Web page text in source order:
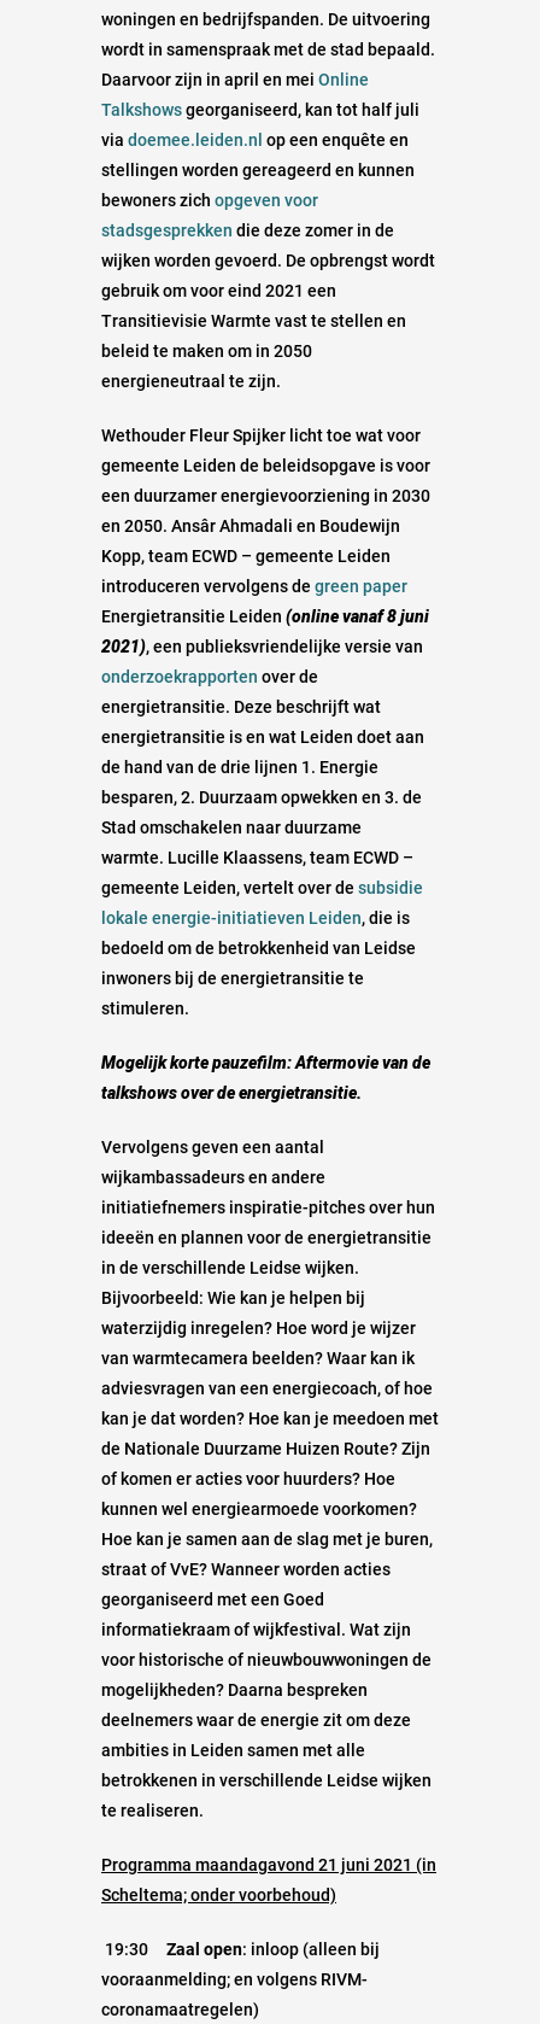
woningen en bedrijfspanden. De uitvoering
wordt in samenspraak met de stad bepaald.
Daarvoor zijn in april en mei Online
Talkshowsgeorganiseerd, kan tot half juli
via doemee.leiden.nl op een enquête en
stellingen worden gereageerd en kunnen
bewoners zich opgeven voor
stadsgesprekken die deze zomer in de
wijken worden gevoerd. De opbrengst wordt
gebruik om voor eind 2021 een
Transitievisie Warmte vast te stellen en
beleid te maken om in 2050
energieneutraal te zijn.
Wethouder Fleur Spijker licht toe wat voor
gemeente Leiden de beleidsopgave is voor
een duurzamer energievoorziening in 2030
en 2050. Ansâr Ahmadali en Boudewijn
Kopp, team ECWD – gemeente Leiden
introduceren vervolgens de green paper
Energietransitie Leiden (online vanaf 8 juni
2021), een publieksvriendelijke versie van
onderzoekrapporten over de
energietransitie. Deze beschrijft wat
energietransitie is en wat Leiden doet aan
de hand van de drie lijnen 1. Energie
besparen, 2. Duurzaam opwekken en 3. de
Stad omschakelen naar duurzame
warmte. Lucille Klaassens, team ECWD –
gemeente Leiden, vertelt over de subsidie
lokale energie-initiatieven Leiden, die is
bedoeld om de betrokkenheid van Leidse
inwoners bij de energietransitie te
stimuleren.
Mogelijk korte pauzefilm: Aftermovie van de
talkshows over de energietransitie.
Vervolgens geven een aantal
wijkambassadeurs en andere
initiatiefnemers inspiratie-pitches over hun
ideeën en plannen voor de energietransitie
in de verschillende Leidse wijken.
Bijvoorbeeld: Wie kan je helpen bij
waterzijdig inregelen? Hoe word je wijzer
van warmtecamera beelden? Waar kan ik
adviesvragen van een energiecoach, of hoe
kan je dat worden? Hoe kan je meedoen met
de Nationale Duurzame Huizen Route? Zijn
of komen er acties voor huurders? Hoe
kunnen wel energiearmoede voorkomen?
Hoe kan je samen aan de slag met je buren,
straat of VvE? Wanneer worden acties
georganiseerd met een Goed
informatiekraam of wijkfestival. Wat zijn
voor historische of nieuwbouwwoningen de
mogelijkheden? Daarna bespreken
deelnemers waar de energie zit om deze
ambities in Leiden samen met alle
betrokkenen in verschillende Leidse wijken
te realiseren.
Programma maandagavond 21 juni 2021 (in
Scheltema; onder voorbehoud)
19:30 Zaal open: inloop (alleen bij
vooraanmelding; en volgens RIVM-
coronamaatregelen)